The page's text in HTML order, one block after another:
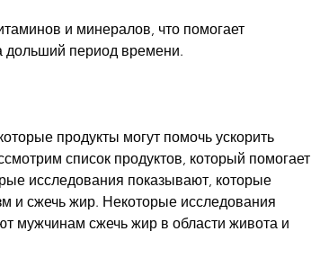
и минералов, что помогает
дольший период времени.
продукты могут помочь ускорить
список продуктов, который помогает
исследования показывают, которые
и сжечь жир. Некоторые исследования
мужчинам сжечь жир в области живота и